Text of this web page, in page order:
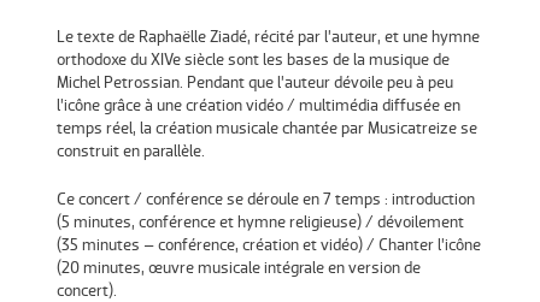
Le texte de Raphaëlle Ziadé, récité par l’auteur, et une hymne
orthodoxe du XIVe siècle sont les bases de la musique de
Michel Petrossian. Pendant que l’auteur dévoile peu à peu
l’icône grâce à une création vidéo / multimédia diffusée en
temps réel, la création musicale chantée par Musicatreize se
construit en parallèle.
Ce concert / conférence se déroule en 7 temps : introduction
(5 minutes, conférence et hymne religieuse) / dévoilement
(35 minutes – conférence, création et vidéo) / Chanter l’icône
(20 minutes, œuvre musicale intégrale en version de
concert).